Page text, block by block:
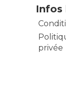
Infos
privée